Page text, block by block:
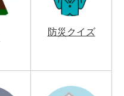
防災クイズ